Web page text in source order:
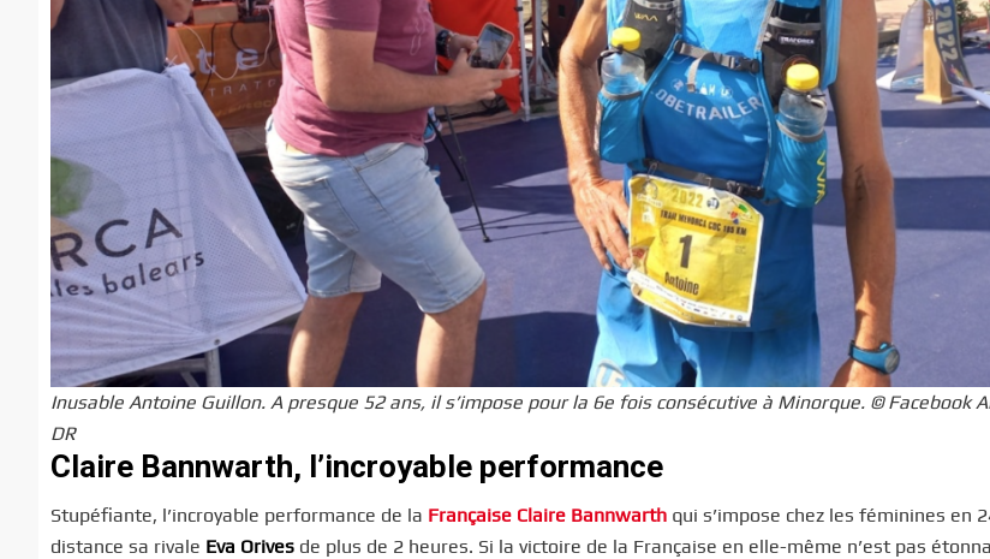
Inusable Antoine Guillon. A presque 52 ans, il s’impose pour la 6e fois consécutive à Minorque. © Facebook
DR
Claire Bannwarth, l’incroyable performance
Stupéfiante, l’incroyable performance de la Française Claire Bannwarth qui s’impose chez les féminines en
distance sa rivale Eva Orives de plus de 2 heures. Si la victoire de la Française en elle-même n’est pas